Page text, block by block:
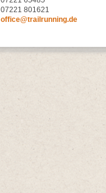
07221 801621
office@trailrunning.de